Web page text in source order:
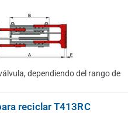
dependiendo del rango de
reciclar T413RC